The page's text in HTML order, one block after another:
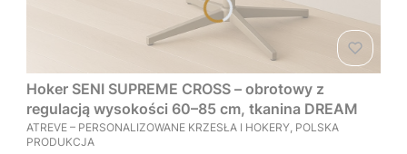
Hoker SENI SUPREME CROSS – obrotowy z
regulacją wysokości 60–85 cm, tkanina DREAM
PRODUCENT
ATREVE – PERSONALIZOWANE KRZESŁA I HOKERY, POLSKA
PRODUKCJA